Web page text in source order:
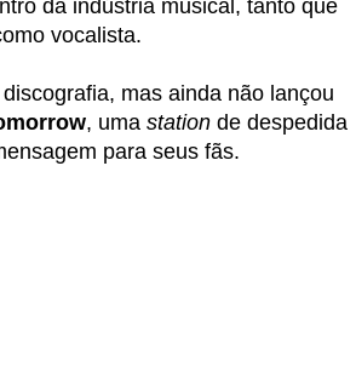
da indústria musical, tanto que
vocalista.
mas ainda não lançou
, uma station de despedida
para seus fãs.